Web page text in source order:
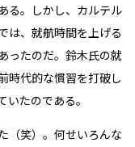
る。しかし、カルテル
は、就航時間を上げる
ったのだ。鈴木氏の就
時代的な慣習を打破し
たのである。
（笑）。何せいろんな